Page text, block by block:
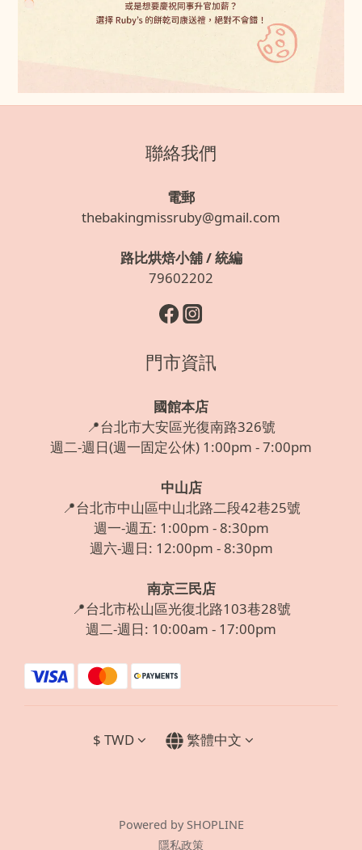
聯絡我們
電郵
thebakingmissruby@gmail.com
路比烘焙小舖 / 統編
79602202
門市資訊
國館本店
📍台北市大安區光復南路326號
週二-週日(週一固定公休) 1:00pm - 7:00pm
中山店
📍台北市中山區中山北路二段42巷25號
週一-週五: 1:00pm - 8:30pm
週六-週日: 12:00pm - 8:30pm
南京三民店
📍台北市松山區光復北路103巷28號
週二-週日: 10:00am - 17:00pm
$ TWD 繁體中文
Powered by SHOPLINE
隱私政策